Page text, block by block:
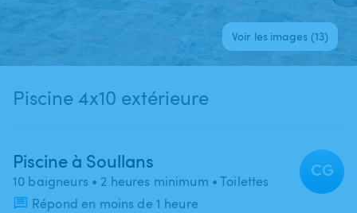
Voir les images (13)
Piscine 4x10 extérieure
Piscine à Soullans
10 baigneurs • 2 heures minimum • Toilettes
Répond en moins de 1 heure
CG